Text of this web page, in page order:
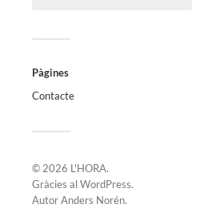
Pàgines
Contacte
© 2026 L'HORA.
Gràcies alWordPress.
AutorAnders Norén.